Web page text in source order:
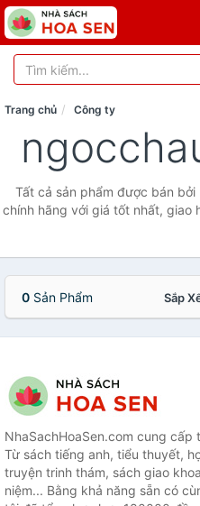
Trang chủ Công ty
Tất cả sản phẩm được bán
chính hãng với giá tốt nhất, giao
0 Sản Phẩm Sắp
NhaSachHoaSen.com cung
Từ sách tiếng anh, tiểu thuyết,
truyện trinh thám, sách giao
niệm... Bằng khả năng sẵn có